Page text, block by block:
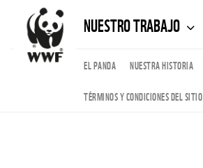
NUESTRO TRABAJO
EL PANDA NUESTRA HISTORIA
TÉRMINOS Y CONDICIONES DEL SITIO